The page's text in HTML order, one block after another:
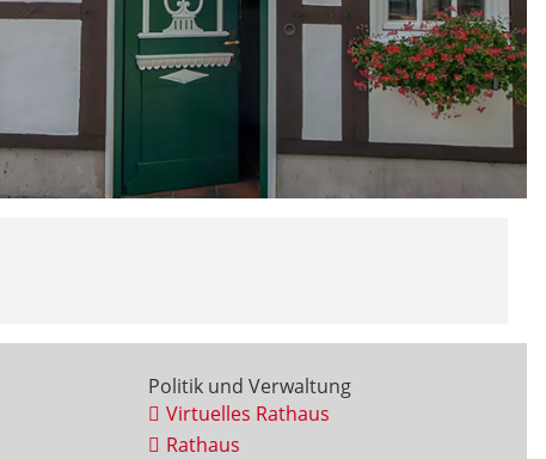
Politik und Verwaltung
Virtuelles Rathaus
Rathaus